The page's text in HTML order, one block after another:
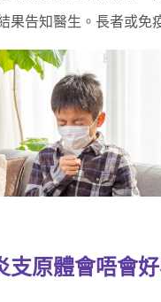
果告知醫生。長者或免
支原體會唔會